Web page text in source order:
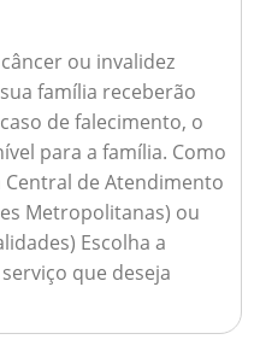
ou invalidez
família receberão
de falecimento, o
para a família. Como
Central de Atendimento
Metropolitanas) ou
Escolha a
que deseja